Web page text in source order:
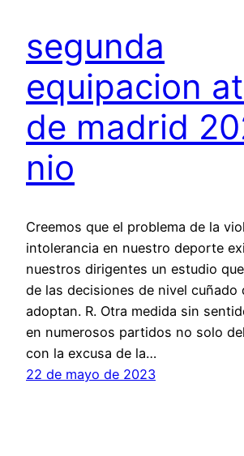
segunda
equipacion
de madrid
nio
Creemos que el problema de la
intolerancia en nuestro deporte
nuestros dirigentes un estudio
de las decisiones de nivel cuñado
adoptan. R. Otra medida sin
en numerosos partidos no solo
con la excusa de la…
22 de mayo de 2023